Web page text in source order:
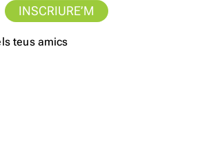
INSCRIURE’M
teus amics